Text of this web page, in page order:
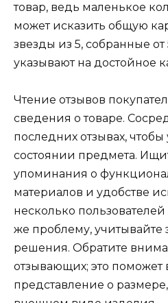
товар, ведь маленькое
может исказить общую
звезды из 5, собранные от
указывают на достойное
Чтение отзывов
сведения о товаре.
последних отзывах, чтобы
состоянии предмета.
упоминания о
материалов и удобстве
несколько
же проблему, учитывайте
решения. Обратите
отзывающих; это поможет
представление о